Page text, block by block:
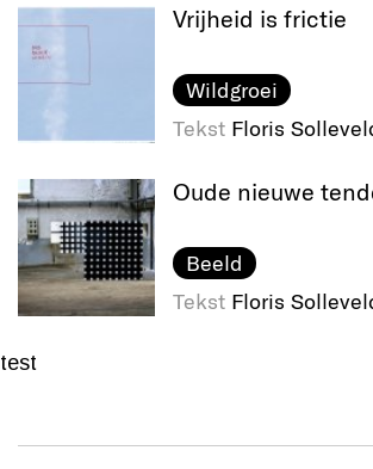
Vrijheid is frictie
Wildgroei
Tekst Floris
Oude nieuwe
Beeld
Tekst Floris
test